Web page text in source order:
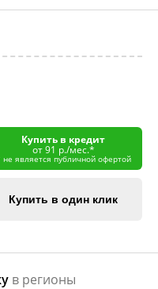
Купить в кредит
от 91 р./мес.*
не является публичной офертой
Купить в один клик
в регионы